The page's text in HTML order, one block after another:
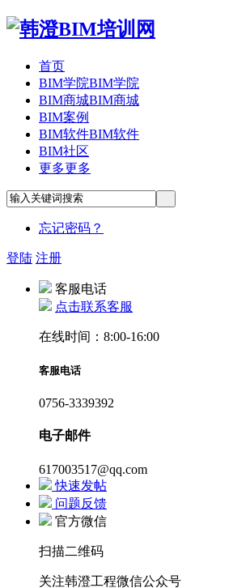
首页
BIM学院BIM学院
BIM商城BIM商城
BIM案例
BIM软件BIM软件
BIM社区
更多更多
忘记密码？
登陆 注册
客服电话
点击联系客服
在线时间：8:00-16:00
客服电话
0756-3339392
电子邮件
617003517@qq.com
快速发帖
问题反馈
官方微信
扫描二维码
关注韩澄工程微信公众号